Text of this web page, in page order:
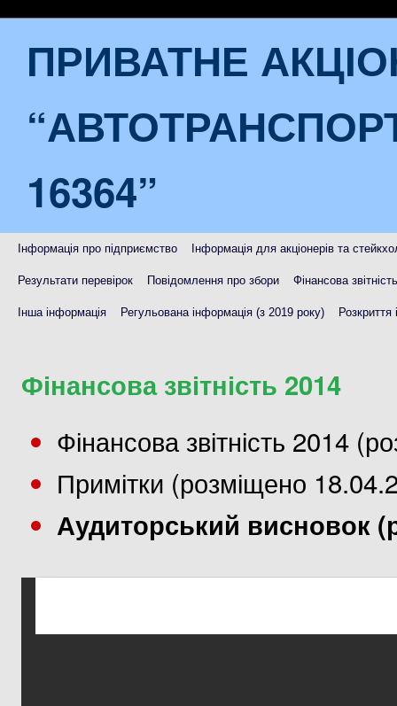
ПРИВАТНЕ
16364”
Інформація про підприємство Інформація для акціонерів та
Результати перевірок Повідомлення про збори Фінансова
Інша інформація Регульована інформація (з 2019 року) Розкриття
Фінансова звітність 2014
Фінансова звітність 2014
Примітки (розміщено
Аудиторський висновок